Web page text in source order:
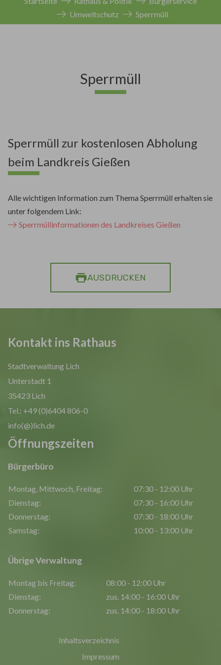
Umweltschutz
Sperrmüll
Sperrmüll
Sperrmüll zur kostenlosen Abholung
beim Landkreis Gießen
Alle wichtigen Information zum Thema Sperrmüll erhalten sie
unter folgendem Link:
Sperrmüllinformationen des Landkreises Gießen
AUSDRUCKEN
Kontakt ins Rathaus
Stadtverwaltung Lich
Unterstadt 1
35423 Lich
Tel.: +49 (0)6404 806-0
info(@)lich.de
Öffnungszeiten
Bürgerbüro
Montag, Mittwoch, Freitag:
Dienstag:
Donnerstag:
Samstag:
07:30 - 12:00 Uhr
07:30 - 16:00 Uhr
07:30 - 18:00 Uhr
10:00 - 13:00 Uhr
Übrige Verwaltung
Montag bis Freitag:
Dienstag:
Donnerstag:
08:00 - 12:00 Uhr
zus. 14:00 - 16:00 Uhr
zus. 14:00 - 18:00 Uhr
Inhaltsverzeichnis
Impressum